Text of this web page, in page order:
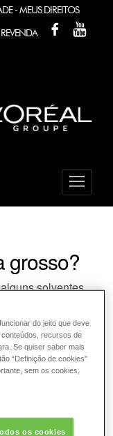
- MEUS DIREITOS
FACEBOOK
grosso?
solventes
é bem fechado,
pode evaporar e
mais grosso.
artigo?
do jeito que deve
recursos de
Se quiser saber mais
“Definição de cookies”
sem os cookies,
os cookies